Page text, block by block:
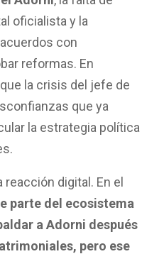
oficialista y la
con
reformas. En
la crisis del jefe de
que ya
la estrategia política
digital. En el
parte del ecosistema
a Adorni después
pero ese